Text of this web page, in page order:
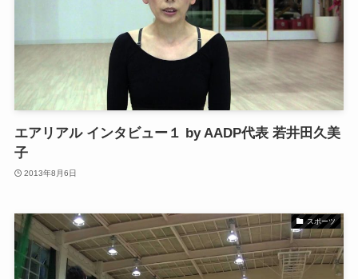
エアリアル インタビュー１ by AADP代表 若井田久美
子
2013年8月6日
スポーツ